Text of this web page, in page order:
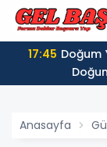
17:45
Anasayfa